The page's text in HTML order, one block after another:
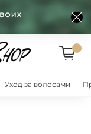
Уход за волосами